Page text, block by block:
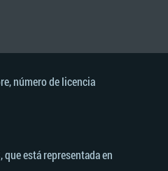
número de licencia
está representada en